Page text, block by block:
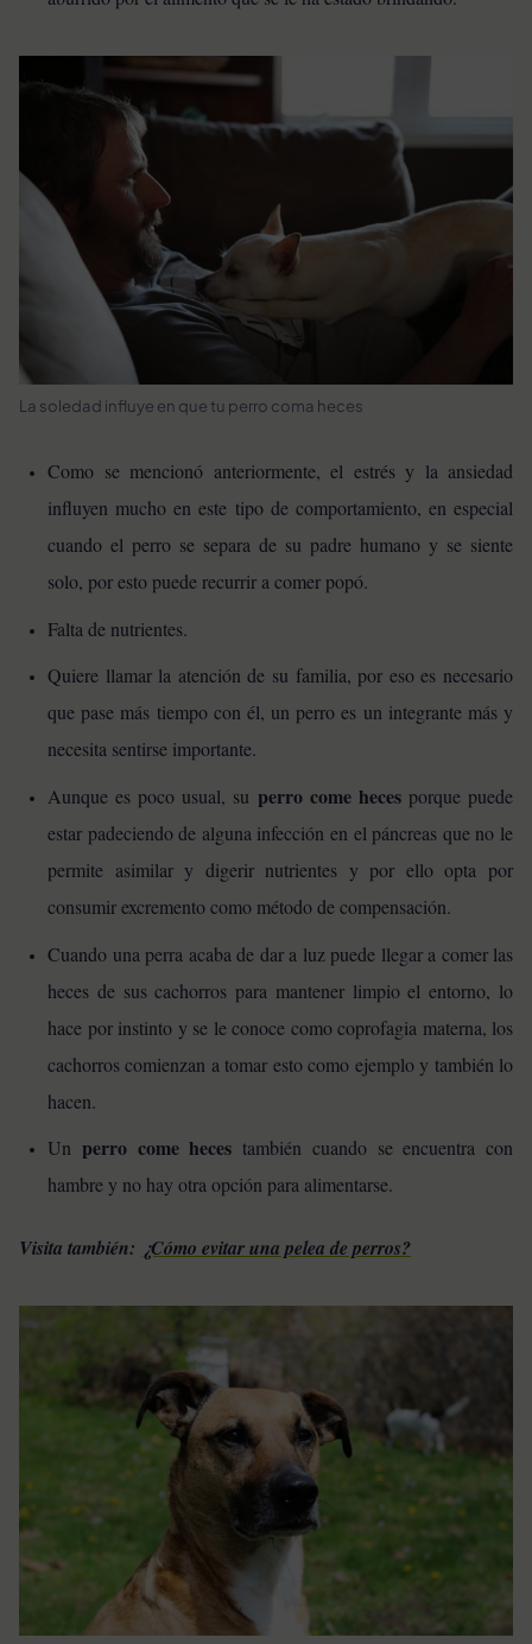
La soledad influye en que tu perro coma heces
Como se mencionó anteriormente, el estrés y la ansiedad
influyen mucho en este tipo de comportamiento, en especial
cuando el perro se separa de su padre humano y se siente
solo, por esto puede recurrir a comer popó.
Falta de nutrientes.
Quiere llamar la atención de su familia, por eso es necesario
que pase más tiempo con él, un perro es un integrante más y
necesita sentirse importante.
Aunque es poco usual, su perro come hecesporque puede
estar padeciendo de alguna infección en el páncreas que no le
permite asimilar y digerir nutrientes y por ello opta por
consumir excremento como método de compensación.
Cuando una perra acaba de dar a luz puede llegar a comer las
heces de sus cachorros para mantener limpio el entorno, lo
hace por instinto y se le conoce como coprofagia materna, los
cachorros comienzan a tomar esto como ejemplo y también lo
hacen.
Un perro come heces también cuando se encuentra con
hambre y no hay otra opción para alimentarse.
Visita también: ¿Cómo evitar una pelea de perros?